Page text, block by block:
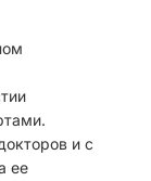
и с
ее